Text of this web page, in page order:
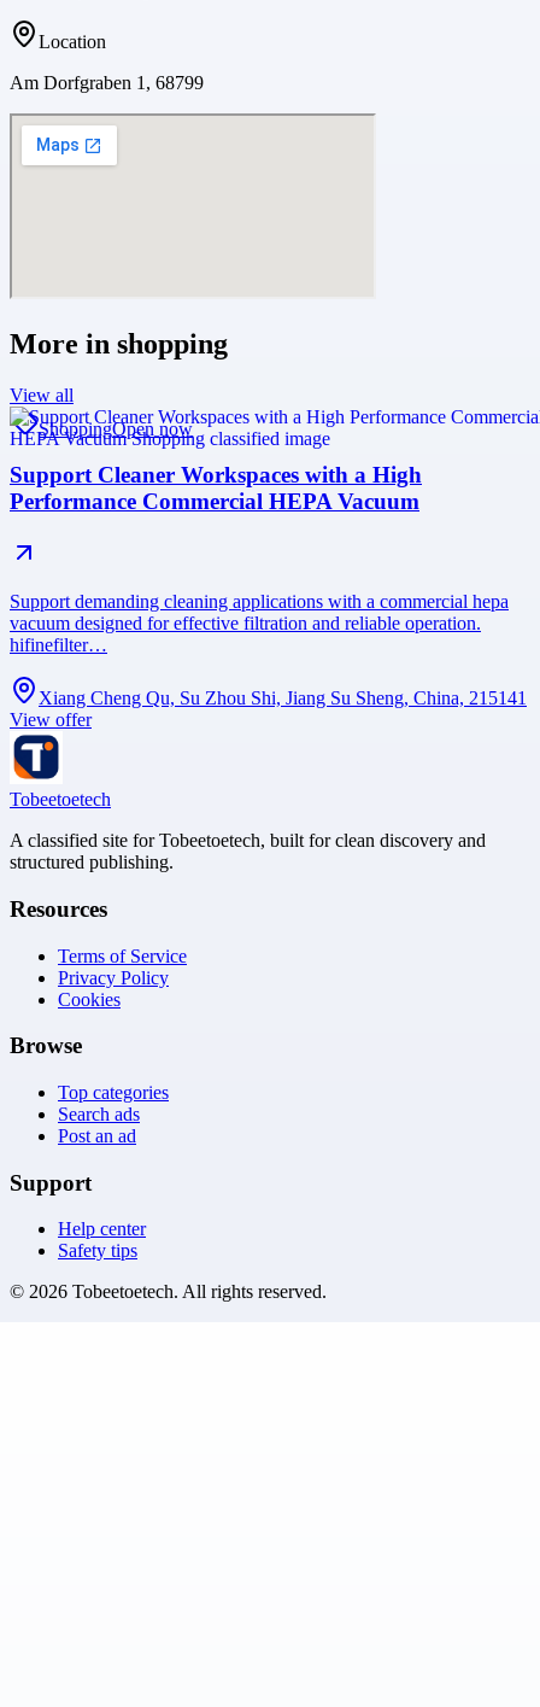
Location
Am Dorfgraben 1, 68799
More in shopping
View all
ShoppingOpen now
Support Cleaner Workspaces with a High
Performance Commercial HEPA Vacuum
Support demanding cleaning applications with a commercial hepa
vacuum designed for effective filtration and reliable operation.
hifinefilter…
Xiang Cheng Qu, Su Zhou Shi, Jiang Su Sheng, China, 215141
View offer
Tobeetoetech
A classified site for Tobeetoetech, built for clean discovery and
structured publishing.
Resources
Terms of Service
Privacy Policy
Cookies
Browse
Top categories
Search ads
Post an ad
Support
Help center
Safety tips
© 2026 Tobeetoetech. All rights reserved.